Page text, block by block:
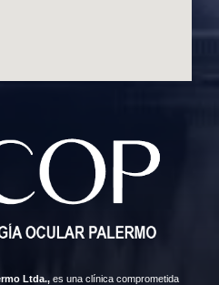
Ltda., es una clínica comprometida